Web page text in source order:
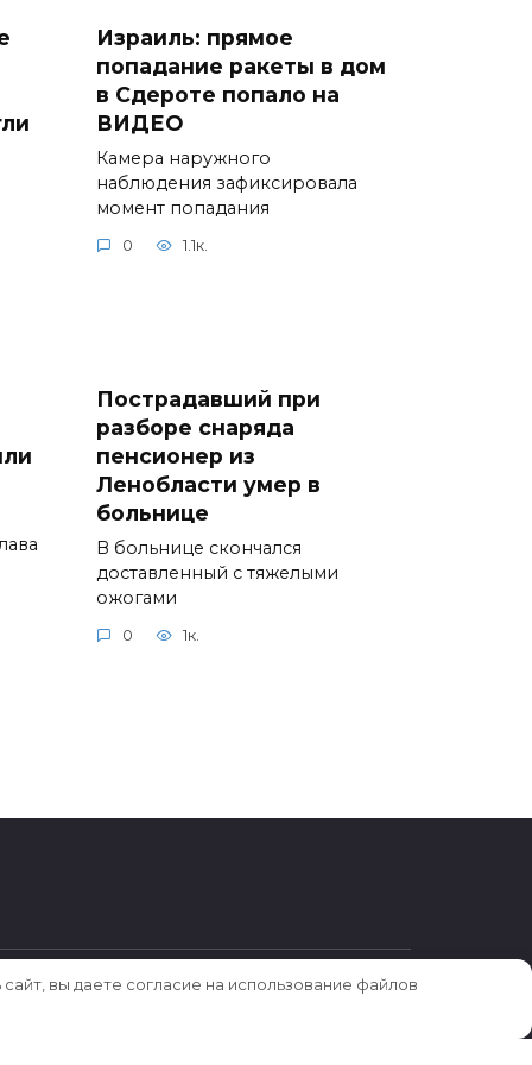
Израиль: прямое
попадание ракеты в дом
в Сдероте попало на
ВИДЕО
Камера наружного
наблюдения зафиксировала
момент попадания
0 1.1к.
Пострадавший при
разборе снаряда
пенсионер из
Ленобласти умер в
больнице
В больнице скончался
доставленный с тяжелыми
ожогами
0 1к.
вы даете согласие на использование файлов